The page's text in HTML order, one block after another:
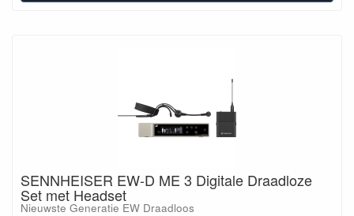
SENNHEISER EW-D ME 3 Digitale Draadloze
Set met Headset
Nieuwste Generatie EW Draadloos